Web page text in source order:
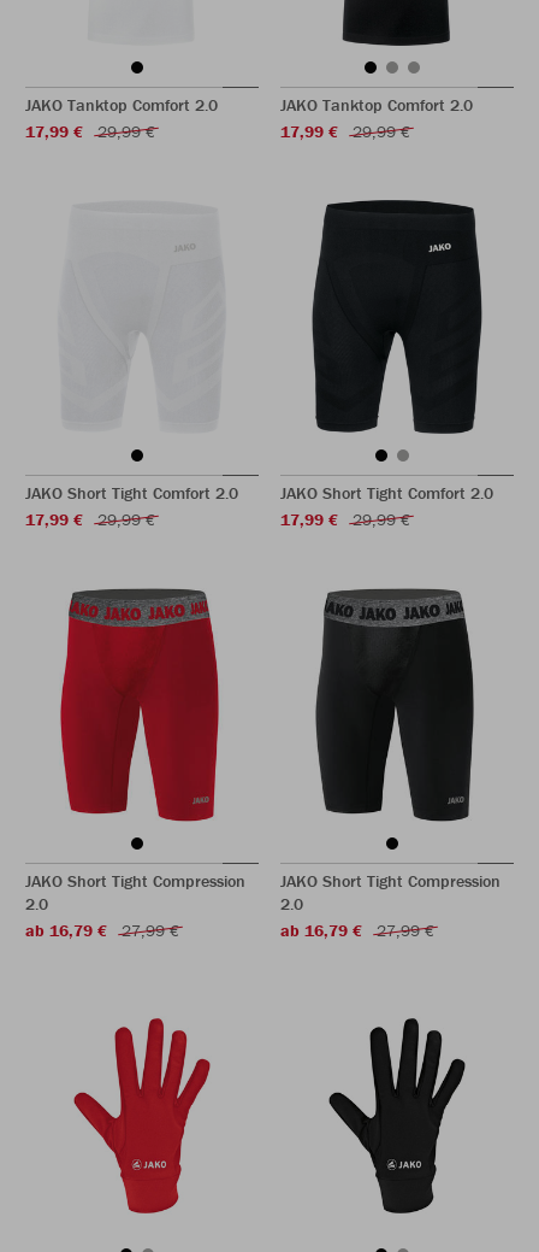
JAKO Tanktop Comfort 2.0
17,99 €
29,99 €
JAKO Tanktop Comfort 2.0
17,99 €
29,99 €
JAKO Short Tight Comfort 2.0
17,99 €
29,99 €
JAKO Short Tight Comfort 2.0
17,99 €
29,99 €
JAKO Short Tight Compression
2.0
ab 16,79 €
27,99 €
JAKO Short Tight Compression
2.0
ab 16,79 €
27,99 €